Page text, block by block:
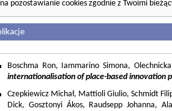
pozostawianie cookies zgodnie z Twoimi
Boschma Ron, Iammarino Simona,
internationalisation of place-based innovation
Czepkiewicz Michał, Mattioli Giulio, Schmidt
Dick, Gosztonyi Ákos, Raudsepp Johanna,